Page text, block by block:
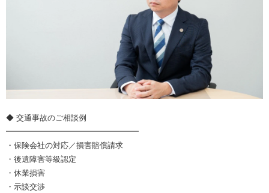
◆ 交通事故のご相談例
━━━━━━━━━━━━━━━━━
・保険会社の対応／損害賠償請求
・後遺障害等級認定
・休業損害
・示談交渉